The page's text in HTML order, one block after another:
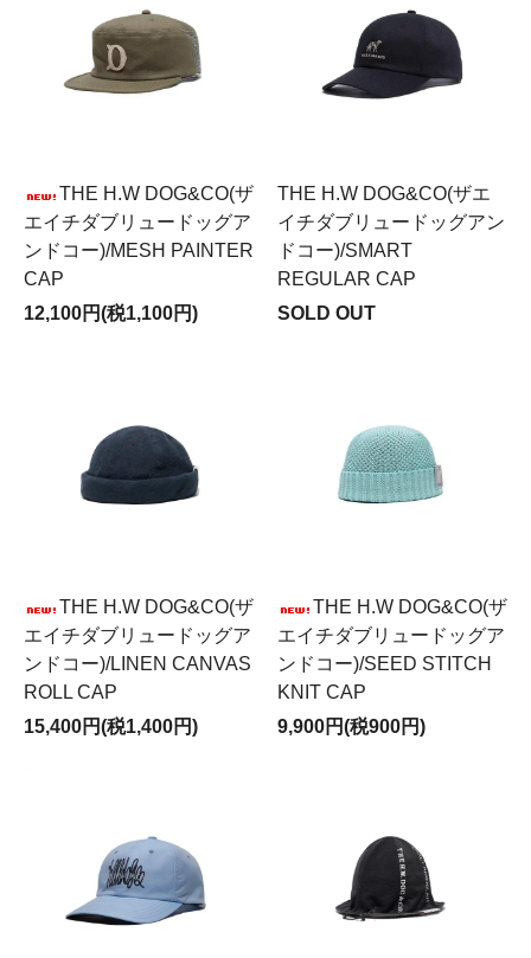
THE H.W DOG&CO(ザ
エイチダブリュードッグア
ンドコー)/MESH PAINTER
CAP
12,100円(税1,100円)
THE H.W DOG&CO(ザエ
イチダブリュードッグアン
ドコー)/SMART
REGULAR CAP
SOLD OUT
THE H.W DOG&CO(ザ
エイチダブリュードッグア
ンドコー)/LINEN CANVAS
ROLL CAP
15,400円(税1,400円)
THE H.W DOG&CO(ザ
エイチダブリュードッグア
ンドコー)/SEED STITCH
KNIT CAP
9,900円(税900円)